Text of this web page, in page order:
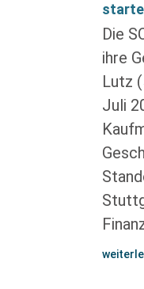
Die
ihre
Lutz
Juli